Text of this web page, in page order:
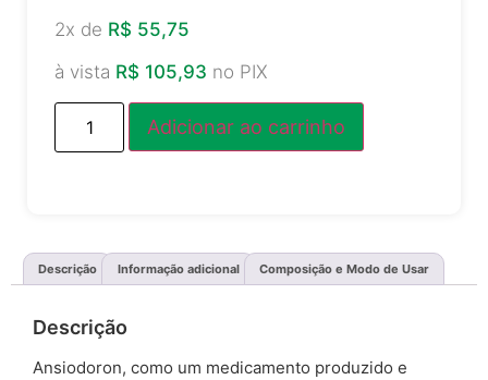
2x de R$ 55,75
à vista R$ 105,93 no PIX
Adicionar ao carrinho
Descrição Informação adicional Composição e Modo de Usar
Descrição
Ansiodoron, como um medicamento produzido e